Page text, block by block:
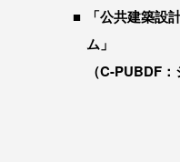
「公共建築設
ム」
（C-PUBDF